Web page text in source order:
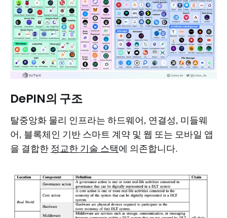
DePIN의 구조
탈중앙화 물리 인프라는 하드웨어, 연결성, 미들웨
어, 블록체인 기반 스마트 계약 및 웹 또는 모바일 앱
을 결합한 정교한 기술 스택에 의존합니다.